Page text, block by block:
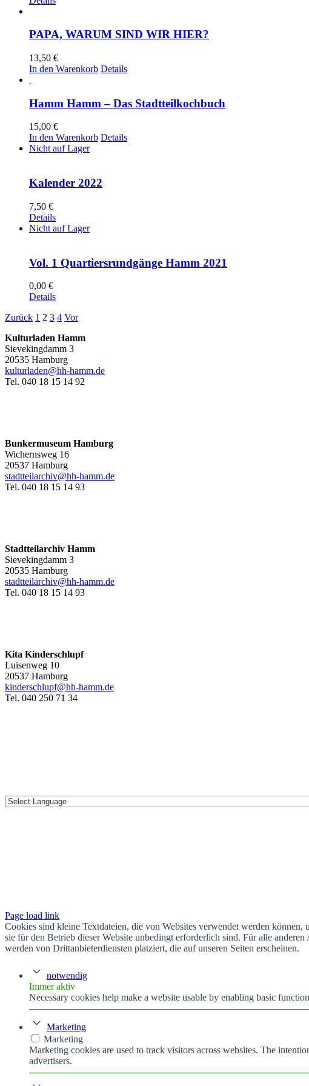
PAPA, WARUM SIND WIR HIER?
13,50 €
In den Warenkorb Details
Hamm Hamm – Das Stadtteilkochbuch
15,00 €
In den Warenkorb Details
Nicht auf Lager
Kalender 2022
7,50 €
Details
Nicht auf Lager
Vol. 1 Quartiersrundgänge Hamm 2021
0,00 €
Details
Zurück 1 2 3 4 Vor
Kulturladen Hamm
Sievekingdamm 3
20535 Hamburg
kulturladen@hh-hamm.de
Tel. 040 18 15 14 92
Bunkermuseum Hamburg
Wichernsweg 16
20537 Hamburg
stadtteilarchiv@hh-hamm.de
Tel. 040 18 15 14 93
Stadtteilarchiv Hamm
Sievekingdamm 3
20535 Hamburg
stadtteilarchiv@hh-hamm.de
Tel. 040 18 15 14 93
Kita Kinderschlupf
Luisenweg 10
20537 Hamburg
kinderschlupf@hh-hamm.de
Tel. 040 250 71 34
Page load link
Cookies sind kleine Textdateien, die von Websites verwendet werden
sie für den Betrieb dieser Website unbedingt erforderlich sind. Für alle
werden von Drittanbieterdiensten platziert, die auf unseren Seiten erscheinen.
notwendig
Immer aktiv
Necessary cookies help make a website usable by enabling basic
Marketing
Marketing
Marketing cookies are used to track visitors across websites. The
advertisers.